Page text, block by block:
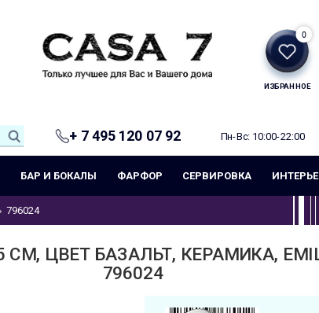
ИЗБРАННОЕ
0
+ 7 495 120 07 92 Пн-Вс: 10:00-22:00
БАР И БОКАЛЫ ФАРФОР СЕРВИРОВКА
796024
ЦВЕТ БАЗАЛЬТ, КЕРАМИКА,
796024